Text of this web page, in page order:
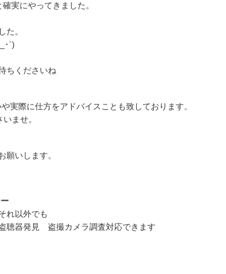
実にやってきました。
。
･`)
ちくださいね
実際に仕方をアドバイスことも致しております。
ませ。
いします。
以外でも
器発見 盗撮カメラ調査対応できます